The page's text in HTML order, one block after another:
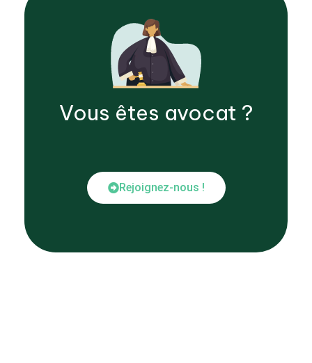
Vous êtes avocat ?
Rejoignez-nous !